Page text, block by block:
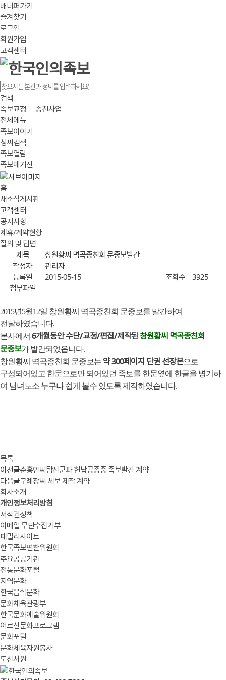
배너퍼가기
즐겨찾기
로그인
회원가입
고객센터
검색
족보교정
종친사업
전체메뉴
족보이야기
성씨검색
족보열람
족보매거진
홈
새소식게시판
고객센터
공지사항
제휴/계약현황
질의 및 답변
제목
창원황씨 멱곡종친회 문중보발간
작성자
관리자
등록일
2015-05-15 조회수
3925
첨부파일
2015년5월12일 창원황씨 멱곡종친회 문중보를 발간하여
전달하였습니다.
본사에서 6개월동안 수단/교정/편집/제작된창원황씨 멱곡종친회
문중보가 발간되었읍니다.
창원황씨 멱곡종친회 문중보는 약 300페이지 단권 선장본으로
구성되어있고 한문으로만 되어있던 족보를 한문옆에 한글을 병기하
여 남녀노소 누구나 쉽게 볼수 있도록 제작하였습니다.
목록
이전글순흥안씨탐진군파 헌납공종중 족보발간 계약
다음글구례장씨 세보 제작 계약
회사소개
개인정보처리방침
저작권정책
이메일 무단수집거부
패밀리사이트
한국족보편찬위원회
주요공공기관
전통문화포털
지역문화
한국음식문화
문화체육관광부
한국문화예술위원회
어르신문화프로그램
문화포털
문화체육자원봉사
도산서원